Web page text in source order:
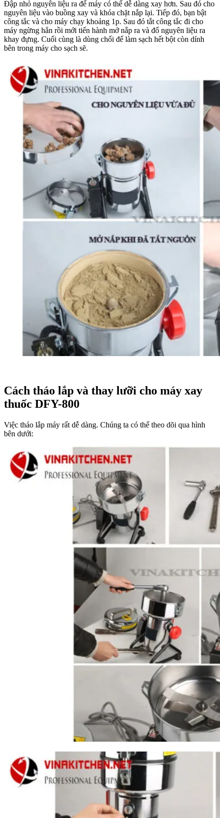
Đập nhỏ nguyên liệu ra để máy có thể dễ dàng xay hơn. Sau đó cho
nguyên liệu vào buồng xay và khóa chặt nắp lại. Tiếp đó, bạn bật
công tắc và cho máy chạy khoảng 1p. Sau đó tắt công tắc đi cho
máy ngừng hẳn rồi mới tiến hành mở nắp ra và đổ nguyên liệu ra
khay đựng. Cuối cùng là dùng chổi để làm sạch hết bột còn dính
bên trong máy cho sạch sẽ.
Cách tháo lắp và thay lưỡi cho máy xay
thuốc DFY-800
Việc tháo lắp máy rất dễ dàng. Chúng ta có thể theo dõi qua hình
bên dưới: